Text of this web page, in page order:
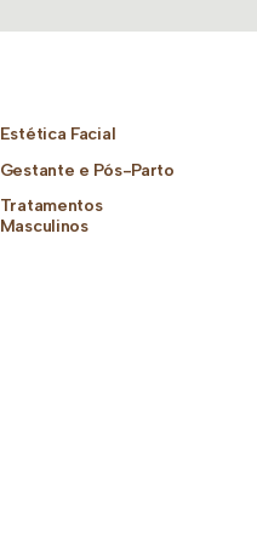
Estética Facial
Gestante e Pós-Parto
Tratamentos
Masculinos